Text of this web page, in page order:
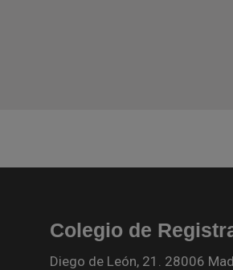
Colegio de
Diego de León, 21. 28006